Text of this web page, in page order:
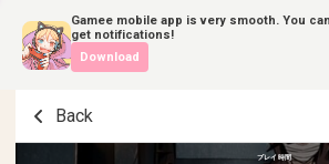
Gamee mobile app is very smooth. You
get notifications!
Download
Back
プレイ時間